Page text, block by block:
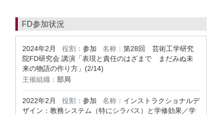
FD参加状況
2024年2月 役割： 参加 名称： 第28回 芸術工学研究
院FD研究会 講演「表現と責任のはざまで まだみぬ未
来の物語の作り方」(2/14)
主催組織： 部局
2022年2月 役割： 参加 名称： インストラクショナルデ
ザイン：教務システム（特にシラバス）と学修効果／学